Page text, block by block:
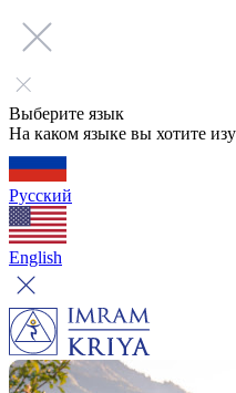
Выберите язык
На каком языке вы хотите
Русский
English